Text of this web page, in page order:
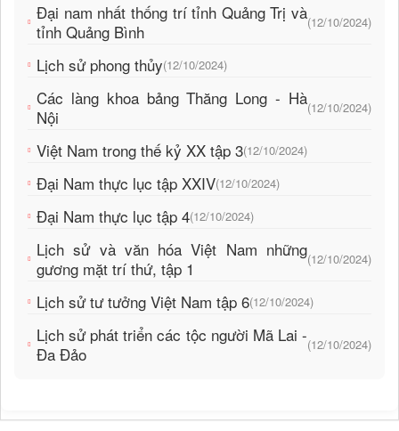
Đại nam nhất thống trí tỉnh Quảng Trị và
tỉnh Quảng Bình
(12/10/2024)
Lịch sử phong thủy(12/10/2024)
Các làng khoa bảng Thăng Long - Hà
Nội
(12/10/2024)
Việt Nam trong thế kỷ XX tập 3(12/10/2024)
Đại Nam thực lục tập XXIV(12/10/2024)
Đại Nam thực lục tập 4(12/10/2024)
Lịch sử và văn hóa Việt Nam những
gương mặt trí thứ, tập 1
(12/10/2024)
Lịch sử tư tưởng Việt Nam tập 6(12/10/2024)
Lịch sử phát triển các tộc người Mã Lai -
Đa Đảo
(12/10/2024)